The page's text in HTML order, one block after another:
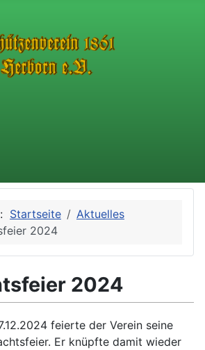
Startseite
Aktuelles
2024
2024
feierte der Verein seine
Er knüpfte damit wieder